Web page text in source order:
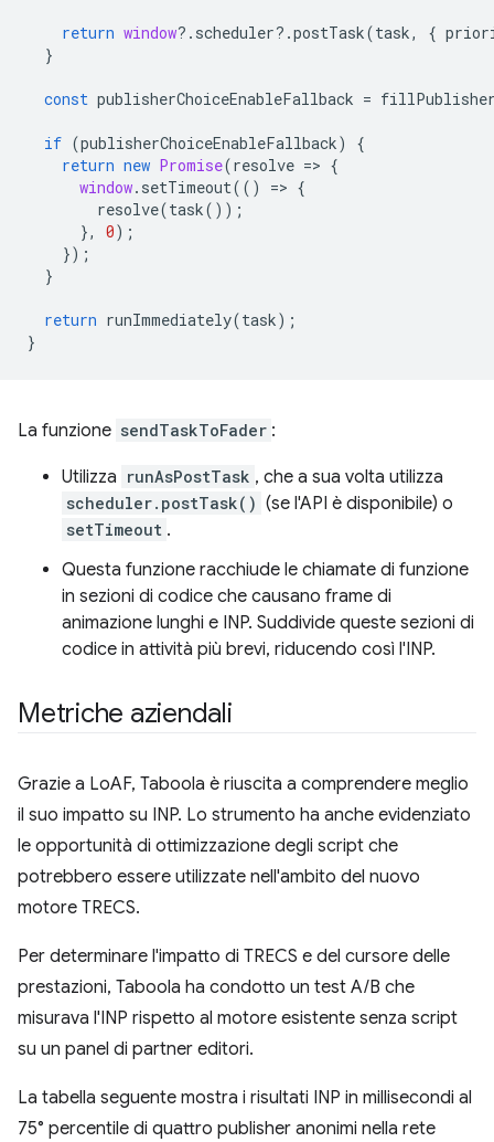
return window? . scheduler? .postTask(task, {
}
const publisherChoiceEnableFallback =
if (publisherChoiceEnableFallback)
{
return new Promise(resolve => {
window. setTimeout(() => {
resolve(task());
},
0);
});
}
return runImmediately(task);
}
La funzione sendTaskToFader :
Utilizza runAsPostTask , che a sua volta utilizza
scheduler.postTask() (se l'API è disponibile) o
setTimeout .
Questa funzione racchiude le chiamate di funzione
in sezioni di codice che causano frame di
animazione lunghi e INP. Suddivide queste sezioni di
codice in attività più brevi, riducendo così l'INP.
Metriche aziendali
Grazie a LoAF, Taboola è riuscita a comprendere meglio
il suo impatto su INP. Lo strumento ha anche evidenziato
le opportunità di ottimizzazione degli script che
potrebbero essere utilizzate nell'ambito del nuovo
motore TRECS.
Per determinare l'impatto di TRECS e del cursore delle
prestazioni, Taboola ha condotto un test A/B che
misurava l'INP rispetto al motore esistente senza script
su un panel di partner editori.
La tabella seguente mostra i risultati INP in millisecondi al
75° percentile di quattro publisher anonimi nella rete